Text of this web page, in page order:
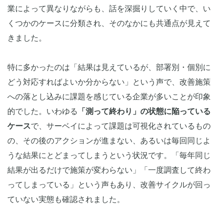
業によって異なりながらも、話を深掘りしていく中で、い
くつかのケースに分類され、そのなかにも共通点が見えて
きました。
特に多かったのは「結果は見えているが、部署別・個別に
どう対応すればよいか分からない」という声で、改善施策
への落とし込みに課題を感じている企業が多いことが印象
的でした。いわゆる
「測って終わり」の状態に陥っている
ケースで、サーベイによって課題は可視化されているもの
の、その後のアクションが進まない、あるいは毎回同じよ
うな結果にとどまってしまうという状況です。「毎年同じ
結果が出るだけで施策が変わらない」「一度調査して終わ
ってしまっている」という声もあり、改善サイクルが回っ
ていない実態も確認されました。